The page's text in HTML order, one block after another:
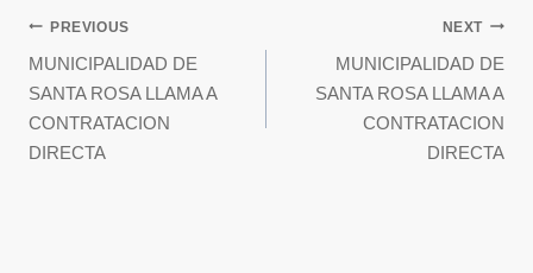
PREVIOUS
MUNICIPALIDAD DE
SANTA ROSA LLAMA A
CONTRATACION
DIRECTA
NEXT
MUNICIPALIDAD DE
SANTA ROSA LLAMA A
CONTRATACION
DIRECTA